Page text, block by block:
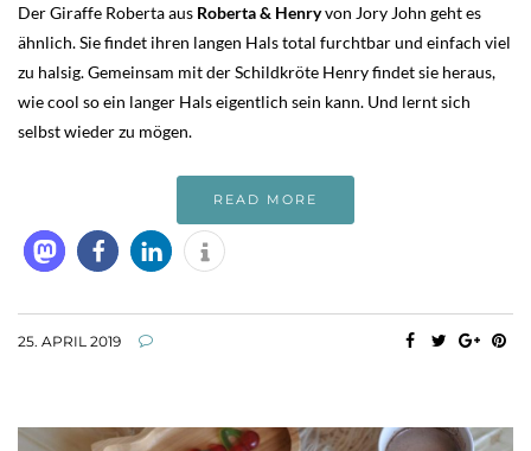
Der Giraffe Roberta aus Roberta & Henryvon Jory John geht es
ähnlich. Sie findet ihren langen Hals total furchtbar und einfach viel
zu halsig. Gemeinsam mit der Schildkröte Henry findet sie heraus,
wie cool so ein langer Hals eigentlich sein kann. Und lernt sich
selbst wieder zu mögen.
READ MORE
25. APRIL 2019